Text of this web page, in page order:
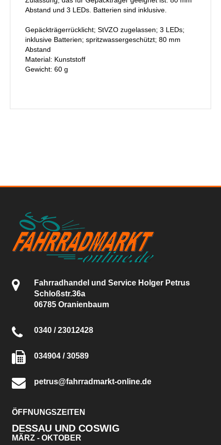
Abstand und 3 LEDs. Batterien sind inklusive.
Gepäckträgerrücklicht; StVZO zugelassen; 3 LEDs;
inklusive Batterien; spritzwassergeschützt; 80 mm
Abstand
Material: Kunststoff
Gewicht: 60 g
Fahrradhandel und Service Holger Petrus
Schloßstr.36a
06785 Oranienbaum
0340 / 23012428
034904 / 30589
petrus@fahrradmarkt-online.de
ÖFFNUNGSZEITEN
DESSAU UND COSWIG
MÄRZ - OKTOBER